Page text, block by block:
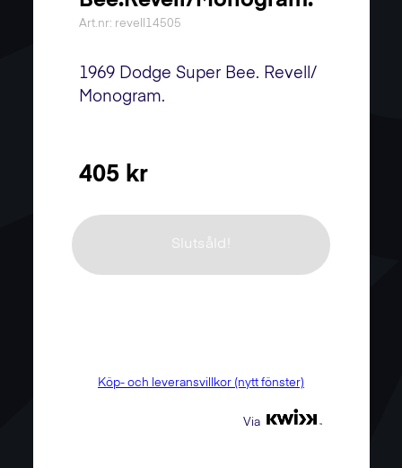
Art.nr: revell14505
1969 Dodge Super Bee. Revell/
Monogram.
405 kr
Slutsåld!
Köp- och leveransvillkor (nytt fönster)
Via